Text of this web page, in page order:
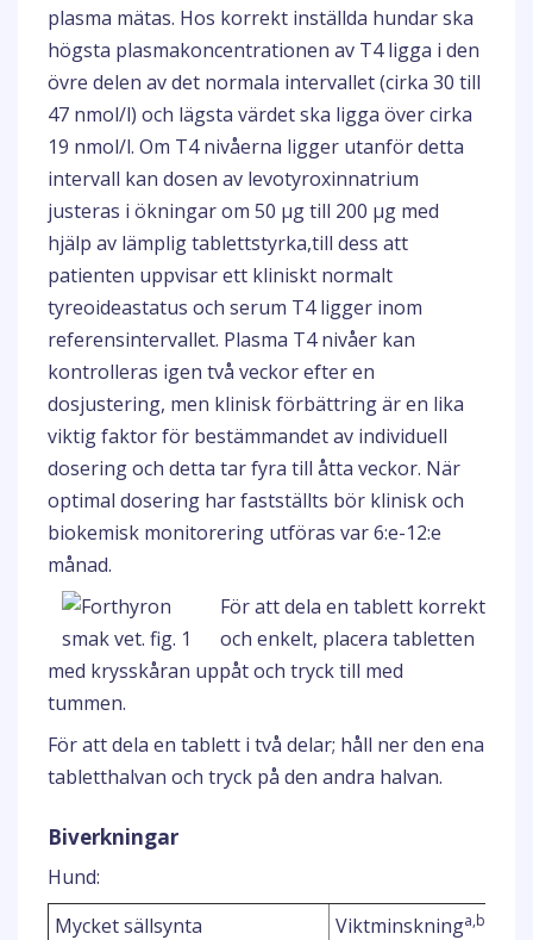
plasma mätas. Hos korrekt inställda hundar ska
högsta plasmakoncentrationen av T4 ligga i den
övre delen av det normala intervallet (cirka 30 till
47 nmol/l) och lägsta värdet ska ligga över cirka
19 nmol/l. Om T4 nivåerna ligger utanför detta
intervall kan dosen av levotyroxinnatrium
justeras i ökningar om 50 μg till 200 μg med
hjälp av lämplig tablettstyrka,till dess att
patienten uppvisar ett kliniskt normalt
tyreoideastatus och serum T4 ligger inom
referensintervallet. Plasma T4 nivåer kan
kontrolleras igen två veckor efter en
dosjustering, men klinisk förbättring är en lika
viktig faktor för bestämmandet av individuell
dosering och detta tar fyra till åtta veckor. När
optimal dosering har fastställts bör klinisk och
biokemisk monitorering utföras var 6:e-12:e
månad.
För att dela en tablett korrekt
och enkelt, placera tabletten
med krysskåran uppåt och tryck till med
tummen.
För att dela en tablett i två delar; håll ner den ena
tabletthalvan och tryck på den andra halvan.
Biverkningar
Hund:
Mycket sällsynta
Viktminskninga,b